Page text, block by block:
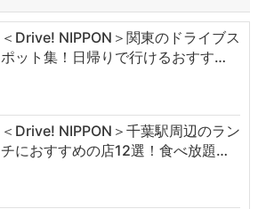
＜Drive! NIPPON＞関東のドライブス
ポット集！日帰りで行けるおすす…
＜Drive! NIPPON＞千葉駅周辺のラン
チにおすすめの店12選！食べ放題…